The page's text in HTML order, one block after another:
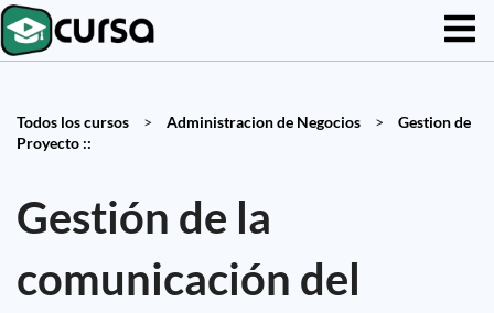
Todos los cursos > Administracion de Negocios >
Gestion de
Proyecto ::
Gestión de la
comunicación del